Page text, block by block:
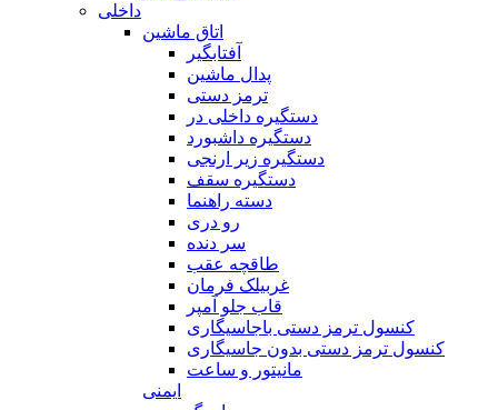
داخلی
اتاق ماشین
آفتابگیر
پدال ماشین
ترمز دستی
دستگیره داخلی در
دستگیره داشبورد
دستگیره زیر ارنجی
دستگیره سقف
دسته راهنما
رو دری
سر دنده
طاقچه عقب
غربیلک فرمان
قاب جلو آمپر
کنسول ترمز دستی باجاسیگاری
کنسول ترمز دستی بدون جاسیگاری
مانیتور و ساعت
ایمنی